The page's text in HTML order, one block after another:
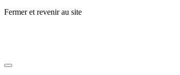
Fermer et revenir au site